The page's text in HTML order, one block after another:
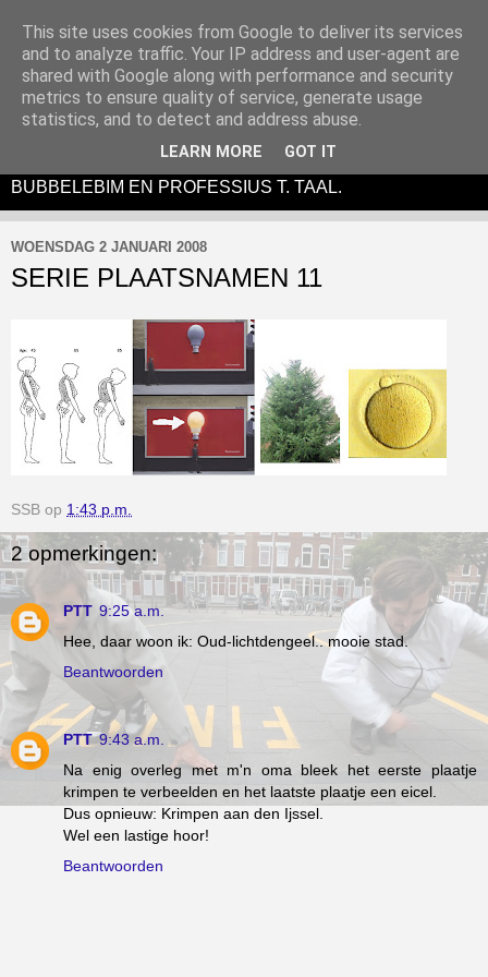
DE BUBBELEBIM IS EEN (ANTI)LITERAIR EN
PERFORMANCEVIDUO BESTAANDE UIT SIM SALA
BUBBELEBIM EN PROFESSIUS T. TAAL.
WOENSDAG 2 JANUARI 2008
SERIE PLAATSNAMEN 11
SSB op 1:43 p.m.
2 opmerkingen:
PTT 9:25 a.m.
Hee, daar woon ik: Oud-lichtdengeel.. mooie stad.
Beantwoorden
PTT 9:43 a.m.
Na enig overleg met m'n oma bleek het eerste plaatje
krimpen te verbeelden en het laatste plaatje een eicel.
Dus opnieuw: Krimpen aan den Ijssel.
Wel een lastige hoor!
Beantwoorden
This site uses cookies from Google to deliver its services
and to analyze traffic. Your IP address and user-agent are
shared with Google along with performance and security
metrics to ensure quality of service, generate usage
statistics, and to detect and address abuse.
LEARN MORE GOT IT